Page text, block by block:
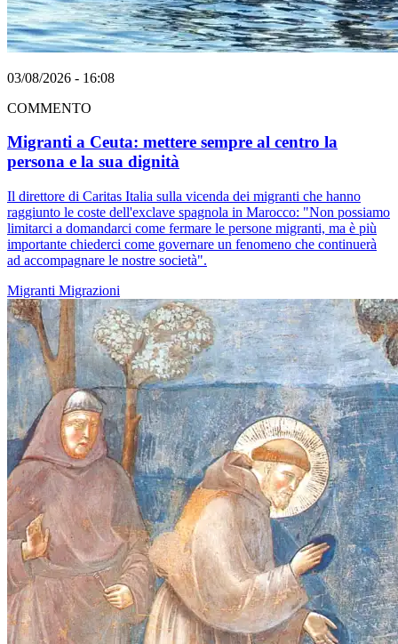
03/08/2026 - 16:08
COMMENTO
Migranti a Ceuta: mettere sempre al centro la
persona e la sua dignità
Il direttore di Caritas Italia sulla vicenda dei migranti che hanno
raggiunto le coste dell'exclave spagnola in Marocco: "Non possiamo
limitarci a domandarci come fermare le persone migranti, ma è più
importante chiederci come governare un fenomeno che continuerà
ad accompagnare le nostre società".
Migranti Migrazioni